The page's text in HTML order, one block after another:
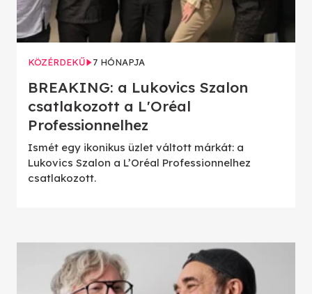
KÖZÉRDEKŰ 7 HÓNAPJA
BREAKING: a Lukovics Szalon
csatlakozott a L'Oréal
Professionnelhez
Ismét egy ikonikus üzlet váltott márkát: a
Lukovics Szalon a L’Oréal Professionnelhez
csatlakozott.